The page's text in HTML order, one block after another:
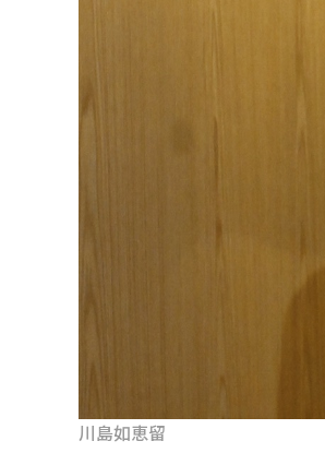
川島如恵留